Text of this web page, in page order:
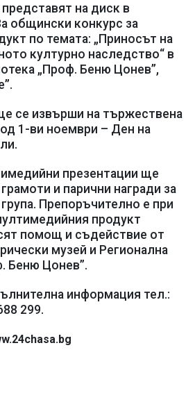
на диск в
общински конкурс за
по темата: „Приносът на
културно наследство“ в
„Проф. Беню Цонев”,
се извърши на тържествена
1-ви ноември – Ден на
презентации ще
и парични награди за
Препоръчително е при
продукт
помощ и съдействие от
музей и Регионална
Беню Цонев”.
информация тел.:
299.